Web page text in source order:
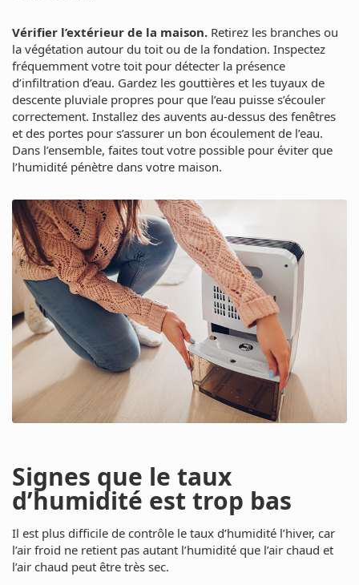
Vérifier l’extérieur de la maison. Retirez les branches ou
la végétation autour du toit ou de la fondation. Inspectez
fréquemment votre toit pour détecter la présence
d’infiltration d’eau. Gardez les gouttières et les tuyaux de
descente pluviale propres pour que l’eau puisse s’écouler
correctement. Installez des auvents au-dessus des fenêtres
et des portes pour s’assurer un bon écoulement de l’eau.
Dans l’ensemble, faites tout votre possible pour éviter que
l’humidité pénètre dans votre maison.
Signes que le taux
d’humidité est trop bas
Il est plus difficile de contrôle le taux d’humidité l’hiver, car
l’air froid ne retient pas autant l’humidité que l’air chaud et
l’air chaud peut être très sec.